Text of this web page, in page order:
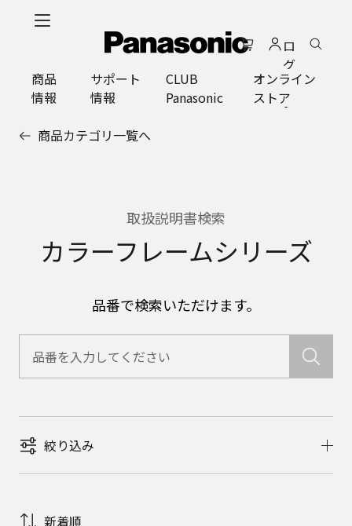
ロ
グ
イ
ン
商品
情報
サポート
情報
CLUB
Panasonic
オンライン
ストア
商品カテゴリ一覧へ
取扱説明書検索
カラーフレームシリーズ
品番で検索いただけます。
絞り込み
新着順